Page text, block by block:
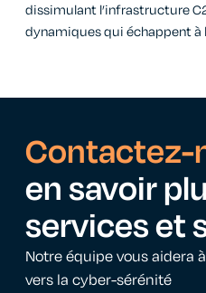
dissimulant l’infrastructure
dynamiques qui échappent à
Contactez-
en savoir
services et
Notre équipe vous aidera
vers la cyber-sérénité